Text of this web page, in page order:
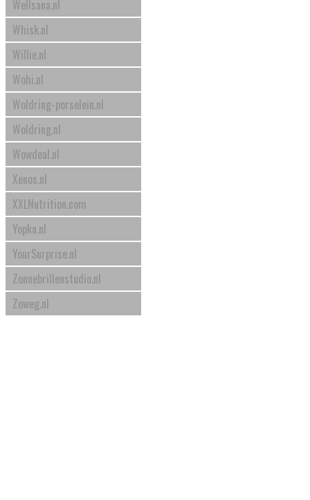
Wellsana.nl
Whisk.nl
Willie.nl
Wohi.nl
Woldring-porselein.nl
Woldring.nl
Wowdeal.nl
Xenos.nl
XXLNutrition.com
Yopka.nl
YourSurprise.nl
Zonnebrillenstudio.nl
Zoweg.nl